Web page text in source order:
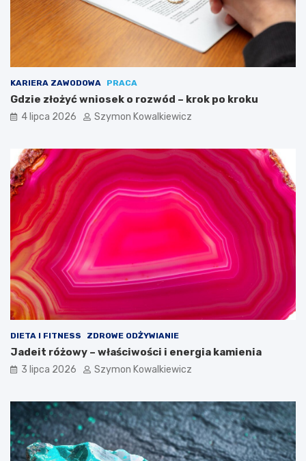
KARIERA ZAWODOWA PRACA
Gdzie złożyć wniosek o rozwód – krok po kroku
4 lipca 2026 Szymon Kowalkiewicz
DIETA I FITNESS ZDROWE ODŻYWIANIE
Jadeit różowy – właściwości i energia kamienia
3 lipca 2026 Szymon Kowalkiewicz